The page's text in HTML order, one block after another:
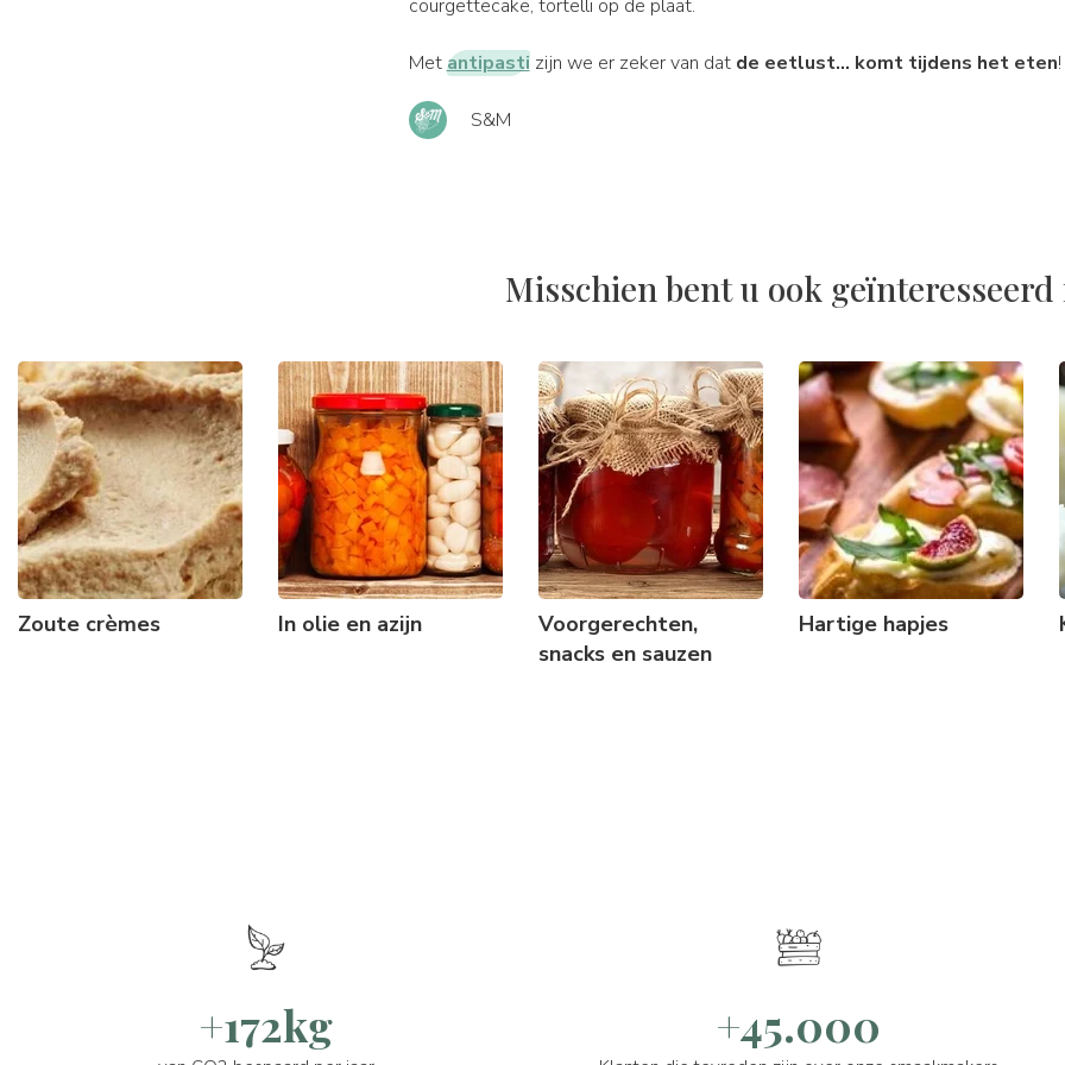
courgettecake, tortelli op de plaat.
Metantipastizijn we er zeker van dat de eetlust... komt tijdens het eten!
S&M
Misschien bent u ook
Zoute crèmes In olie en azijn
Voorgerechten,
snacks en sauzen
Hartige hapjes
+172kg +45.000